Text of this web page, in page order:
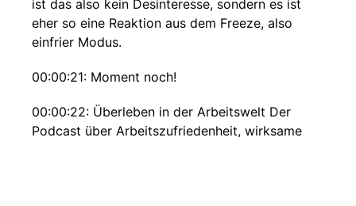
ist das also kein Desinteresse, sondern es ist
eher so eine Reaktion aus dem Freeze, also
einfrier Modus.
00:00:21: Moment noch!
00:00:22: Überleben in der Arbeitswelt Der
Podcast über Arbeitszufriedenheit, wirksame